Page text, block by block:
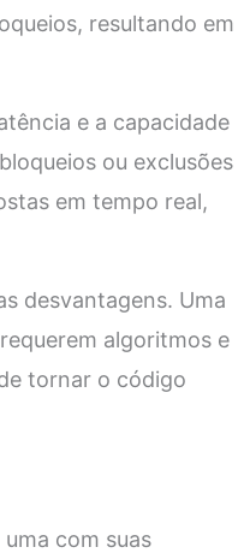
resultando em
e a capacidade
ou exclusões
em tempo real,
desvantagens. Uma
algoritmos e
tornar o código
com suas